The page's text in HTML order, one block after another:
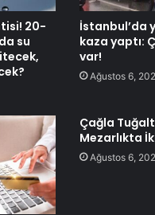
20-
su
İstanbul’da
kaza yaptı:
var!
Ağustos 6,
Çağla
Mezarlıkta
Ağustos 6,